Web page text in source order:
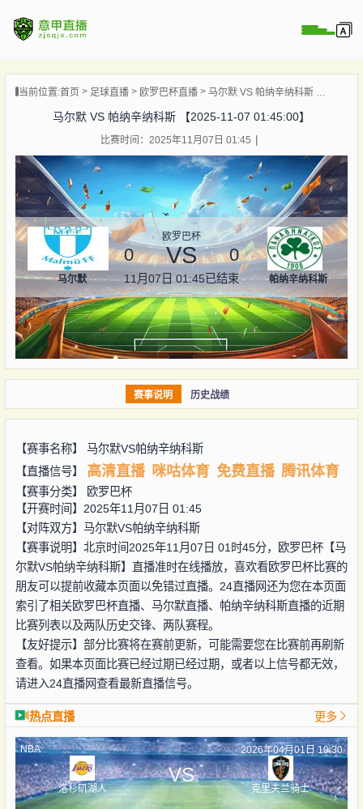
播
像
闻
当前位置:首页 足球直播 欧罗巴杯直播 马尔默 VS 帕纳辛纳科斯 【2025-11-07 01:45:00】
马尔默 VS 帕纳辛纳科斯 【2025-11-07 01:45:00】
比赛时间：2025年11月07日 01:45
马尔默
欧罗巴杯
0 VS 0
11月07日 01:45已结束 帕纳辛纳科斯
赛事说明 历史战绩
【赛事名称】 马尔默VS帕纳辛纳科斯
【直播信号】
高清直播 咪咕体育 免费直播 腾讯体育
【赛事分类】
欧罗巴杯
【开赛时间】2025年11月07日 01:45
【对阵双方】 马尔默VS帕纳辛纳科斯
【赛事说明】北京时间2025年11月07日 01时45分，欧罗巴杯【马
尔默VS帕纳辛纳科斯】直播准时在线播放，喜欢看欧罗巴杯比赛的
朋友可以提前收藏本页面以免错过直播。24直播网还为您在本页面
索引了相关欧罗巴杯直播、马尔默直播、帕纳辛纳科斯直播的近期
比赛列表以及两队历史交锋、两队赛程。
【友好提示】部分比赛将在赛前更新，可能需要您在比赛前再刷新
查看。如果本页面比赛已经过期已经过期，或者以上信号都无效，
请进入24直播网查看最新直播信号。
热点直播 更多
NBA 2026年04月01日 10:30
洛杉矶湖人
VS
克里夫兰骑士